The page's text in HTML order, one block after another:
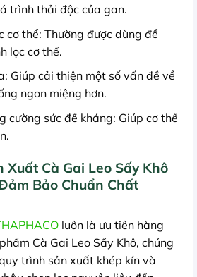
trình thải độc của gan.
cơ thể: Thường được dùng để
lọc cơ thể.
Giúp cải thiện một số vấn đề về
ngon miệng hơn.
cường sức đề kháng: Giúp cơ thể
Xuất Cà Gai Leo Sấy Khô
Bảo Chuẩn Chất
luôn là ưu tiên hàng
Cà Gai Leo Sấy Khô, chúng
trình sản xuất khép kín và